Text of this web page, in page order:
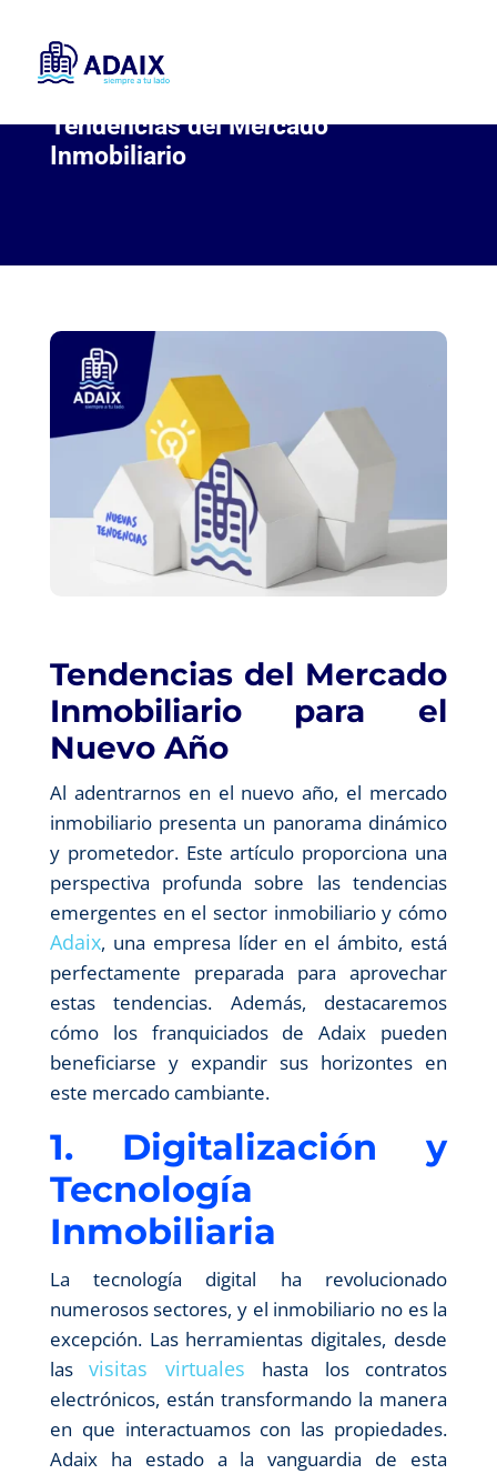
Tendencias del Mercado
Inmobiliario
Tendencias del Mercado
Inmobiliario para el
Nuevo Año
Al adentrarnos en el nuevo año, el mercado
inmobiliario presenta un panorama dinámico
y prometedor. Este artículo proporciona una
perspectiva profunda sobre las tendencias
emergentes en el sector inmobiliario y cómo
Adaix, una empresa líder en el ámbito, está
perfectamente preparada para aprovechar
estas tendencias. Además, destacaremos
cómo los franquiciados de Adaix pueden
beneficiarse y expandir sus horizontes en
este mercado cambiante.
1. Digitalización y
Tecnología
Inmobiliaria
La tecnología digital ha revolucionado
numerosos sectores, y el inmobiliario no es la
excepción. Las herramientas digitales, desde
lasvisitas virtuales hasta los contratos
electrónicos, están transformando la manera
en que interactuamos con las propiedades.
Adaix ha estado a la vanguardia de esta